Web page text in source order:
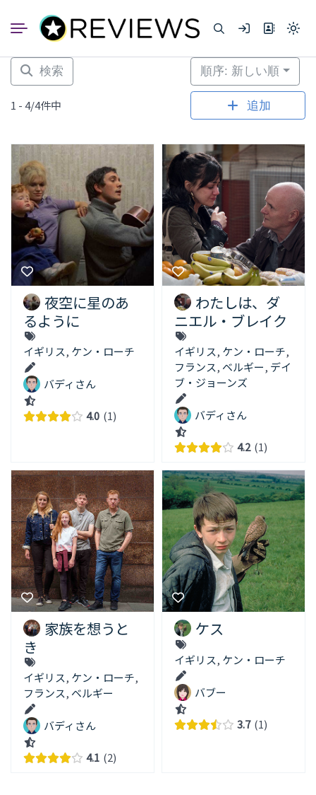
ン
Light
to
dark)
検索
1 - 4/4件中
順序: 新しい順
追加
夜空に星のあ
るように
イギリス, ケン・ローチ
バディさん
4.0 1
わたしは、ダ
ニエル・ブレイク
イギリス, ケン・ローチ,
フランス, ベルギー, デイ
ブ・ジョーンズ
バディさん
4.2 1
家族を想うと
き
イギリス, ケン・ローチ,
フランス, ベルギー
バディさん
4.1 2
ケス
イギリス, ケン・ローチ
バブー
3.7 1